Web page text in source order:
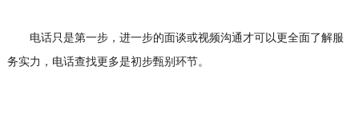
电话只是第一步，进一步的面谈或视频沟通才可以更全面了解服
务实力，电话查找更多是初步甄别环节。